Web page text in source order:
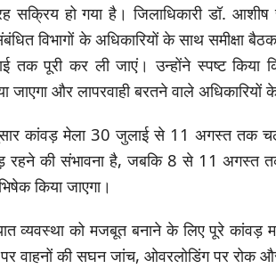
सक्रिय हो गया है। जिलाधिकारी डॉ.
विभागों के अधिकारियों के साथ समीक्षा
तक पूरी कर ली जाएं। उन्होंने स्पष्ट किया
जाएगा और लापरवाही बरतने वाले अधिकारियों
कांवड़ मेला 30 जुलाई से 11 अगस्त तक
रहने की संभावना है, जबकि 8 से 11 अगस्त
किया जाएगा।
व्यवस्था को मजबूत बनाने के लिए पूरे कांवड़
वाहनों की सघन जांच, ओवरलोडिंग पर रोक